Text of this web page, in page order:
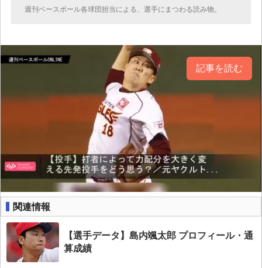
週刊ベースボール各球団担当による、選手にまつわる読み物。
記事を読む
関連情報
【選手データ】島内颯太郎 プロフィール・通
算成績